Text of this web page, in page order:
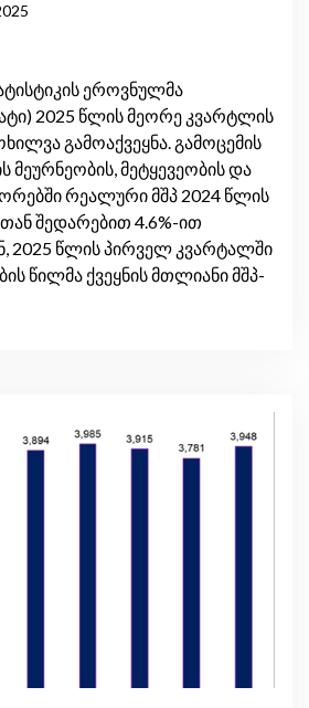
ეროვნულმა
2025 წლის მეორე კვარტლის
გამოაქვეყნა. გამოცემის
მეტყევეობის და
რეალური მშპ 2024 წლის
შედარებით 4.6%-ით
2025 წლის პირველ კვარტალში
წილმა ქვეყნის მთლიანი მშპ-